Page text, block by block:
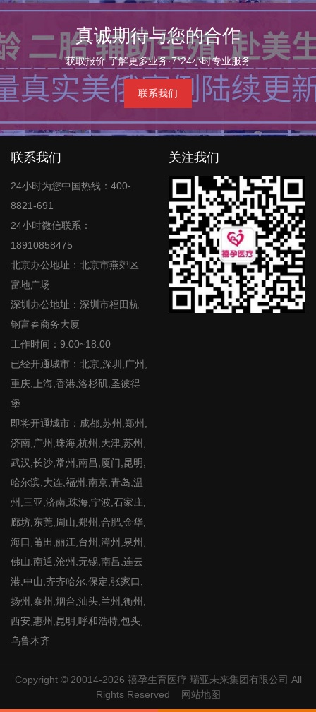
真诚期待与您的合作
获取报价·了解更多业务·7*24小时专业服务
联系我们
联系我们
24小时为您中国热线：400-
8821-691
24小时微信联系：
18910858475
北京办公地址：北京市燕郊区
富地广场
深圳办公地址：深圳市福田杭
钢富春商务大厦
工作时间：9:00~18:00
已经开通城市：北京,深圳,广州,
重庆,上海,香港,洛杉矶,圣彼得
堡
即将开通城市：成都,苏州,郑州,
济南,广州,珠海,杭州,天津,苏州,
武汉,长沙,常州,南昌,厦门,昆明,
哈尔滨,大连,福州,南京,青岛,温
州,三亚,济南,珠海,宁波,石家庄,
廊坊,东莞,周山,郑州,合肥,金华,
海口,莆田,丽江,台州,漳州,泉州,
佛山,南通,沧州,无锡,南昌,连云
港,中山,齐齐哈尔,保定,张家口,
扬州,泰州,烟台,汕头,兰州,衡州,
西安,惠州,昆明,呼和浩特,包头,
乌鲁木齐
关注我们
Copyright © 20014-2026 禧孕生育医疗 瑞亚未来集团有限公司 All
Rights Reserved
网站地图